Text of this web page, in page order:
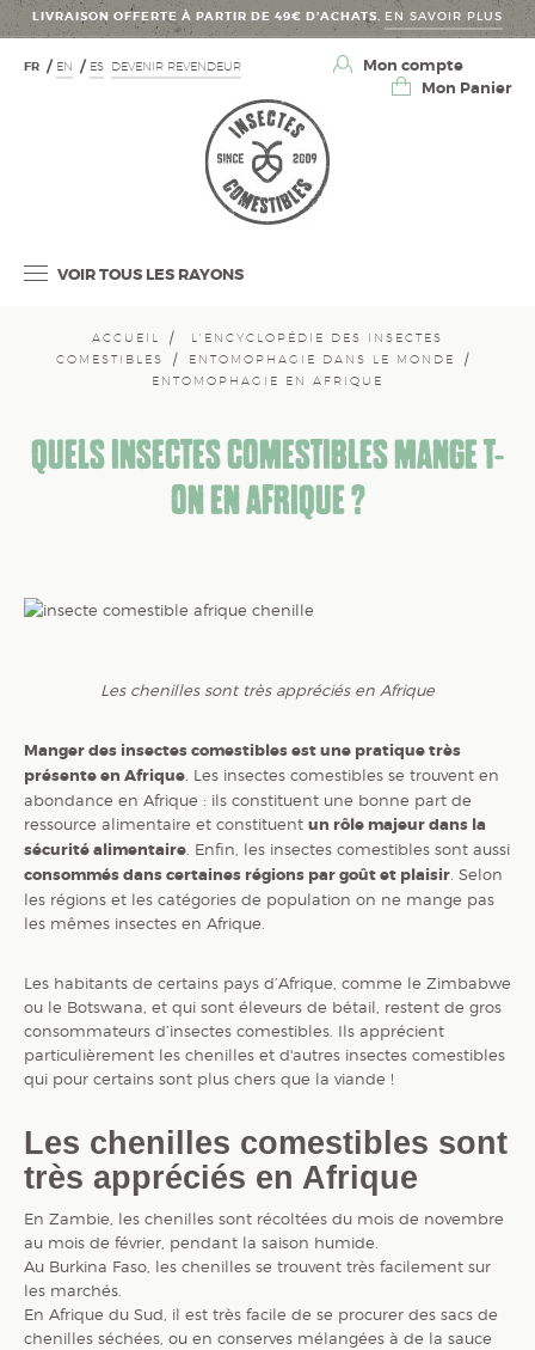
LIVRAISON OFFERTE À PARTIR DE 49€ D’ACHATS. EN SAVOIR PLUS
FR EN ES DEVENIR REVENDEUR
Mon compte
Mon Panier
VOIR TOUS LES RAYONS
ACCUEIL
L'ENCYCLOPÉDIE DES INSECTES
COMESTIBLES
ENTOMOPHAGIE DANS LE MONDE
ENTOMOPHAGIE EN AFRIQUE
QUELS INSECTES COMESTIBLES MANGE T-
ON EN AFRIQUE ?
Les chenilles sont très appréciés en Afrique
Manger des insectes comestibles est une pratique très
présente en Afrique . Les insectes comestibles se trouvent en
abondance en Afrique : ils constituent une bonne part de
ressource alimentaire et constituent un rôle majeur dans la
sécurité alimentaire . Enfin, les insectes comestibles sont aussi
consommés dans certaines régions par goût et plaisir . Selon
les régions et les catégories de population on ne mange pas
les mêmes insectes en Afrique.
Les habitants de certains pays d’Afrique, comme le Zimbabwe
ou le Botswana, et qui sont éleveurs de bétail, restent de gros
consommateurs d’insectes comestibles. Ils apprécient
particulièrement les chenilles et d'autres insectes comestibles
qui pour certains sont plus chers que la viande !
Les chenilles comestibles sont
très appréciés en Afrique
En Zambie, les chenilles sont récoltées du mois de novembre
au mois de février, pendant la saison humide.
Au Burkina Faso, les chenilles se trouvent très facilement sur
les marchés.
En Afrique du Sud, il est très facile de se procurer des sacs de
chenilles séchées, ou en conserves mélangées à de la sauce